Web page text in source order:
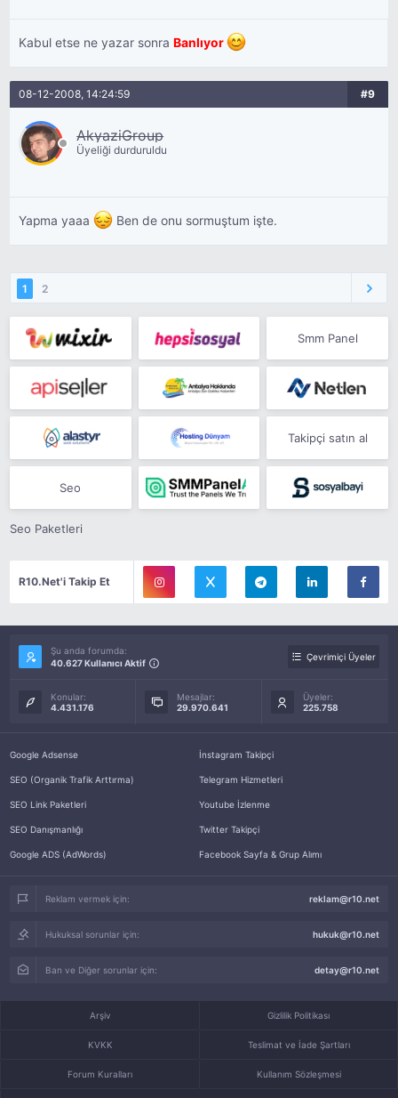
Kabul etse ne yazar sonraBanlıyor
08-12-2008, 14:24:59 #9
AkyaziGroup
Üyeliği durduruldu
Yapma yaaa Ben de onu sormuştum işte.
1 2
Smm Panel
Takipçi satın al
Seo
Seo Paketleri
R10.Net'i Takip Et
Şu anda forumda:
40.627 Kullanıcı Aktif
Çevrimiçi Üyeler
Konular:
4.431.176
Mesajlar:
29.970.641
Üyeler:
225.758
Google Adsense
SEO (Organik Trafik Arttırma)
SEO Link Paketleri
SEO Danışmanlığı
Google ADS (AdWords)
İnstagram Takipçi
Telegram Hizmetleri
Youtube İzlenme
Twitter Takipçi
Facebook Sayfa & Grup Alımı
Reklam vermek için: reklam@r10.net
Hukuksal sorunlar için: hukuk@r10.net
Ban ve Diğer sorunlar için: detay@r10.net
Arşiv Gizlilik Politikası
KVKK Teslimat ve İade Şartları
Forum Kuralları Kullanım Sözleşmesi